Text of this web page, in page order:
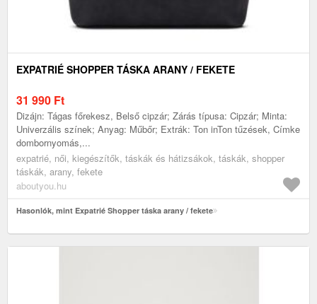
EXPATRIÉ SHOPPER TÁSKA ARANY / FEKETE
31 990 Ft
Dizájn: Tágas főrekesz, Belső cipzár; Zárás típusa: Cipzár; Minta:
Univerzális színek; Anyag: Műbőr; Extrák: Ton inTon tűzések, Címke
dombornyomás,...
expatrié, női, kiegészítők, táskák és hátizsákok, táskák, shopper
táskák, arany, fekete
aboutyou.hu
Hasonlók, mint Expatrié Shopper táska arany / fekete